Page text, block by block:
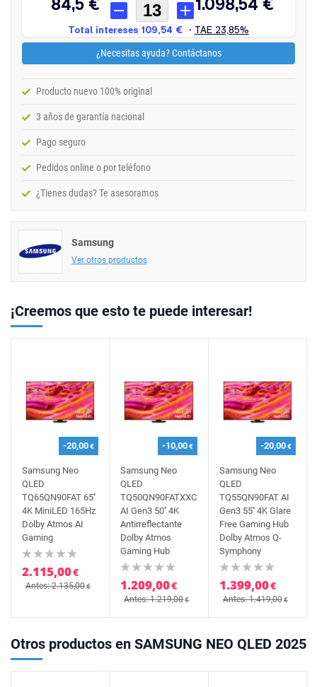
¿Necesitas ayuda? Contáctanos
Producto nuevo 100% original
3 años de garantía nacional
Pago seguro
Pedidos online o por teléfono
¿Tienes dudas? Te asesoramos
Samsung
Ver otros productos
¡Creemos que esto te puede interesar!
-20,00€
Samsung Neo
QLED
TQ65QN90FAT 65''
4K MiniLED 165Hz
Dolby Atmos AI
Gaming
2.115,00€
Antes: 2.135,00€
-10,00€
Samsung Neo
QLED
TQ50QN90FATXXC
AI Gen3 50'' 4K
Antirreflectante
Dolby Atmos
Gaming Hub
1.209,00€
Antes: 1.219,00€
-20,00€
Samsung Neo
QLED
TQ55QN90FAT AI
Gen3 55'' 4K Glare
Free Gaming Hub
Dolby Atmos Q-
Symphony
1.399,00€
Antes: 1.419,00€
Otros productos en SAMSUNG NEO QLED 2025